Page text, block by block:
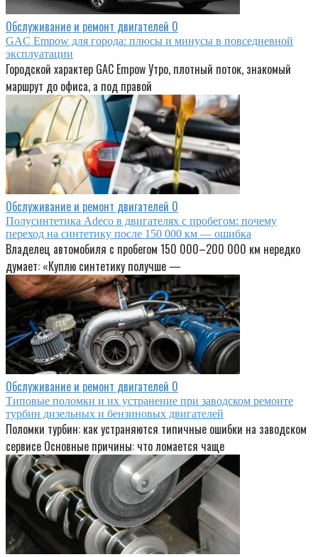
Обслуживание и ремонт двигателей 0
GAC Empow для города: плюсы и минусы в повседневной
эксплуатации
Городской характер GAC Empow Утро, плотный поток, знакомый
маршрут до офиса, а под правой
Обслуживание и ремонт двигателей 0
Полусинтетика Adeco в двигателях с пробегом: почему
переход на синтетику после 150 000 км — ошибка
Владелец автомобиля с пробегом 150 000–200 000 км нередко
думает: «Куплю синтетику получше —
Обслуживание и ремонт двигателей 0
Типовые поломки и их устранение при заводском ремонте
турбин дизельных и бензиновых двигателей
Поломки турбин: как устраняются типичные ошибки на заводском
сервисе Основные причины: что ломается чаще